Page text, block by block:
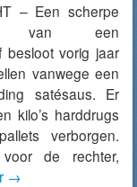
– Een scherpe
van een
besloot vorig jaar
vanwege een
satésaus. Er
kilo’s harddrugs
verborgen.
de rechter,
→